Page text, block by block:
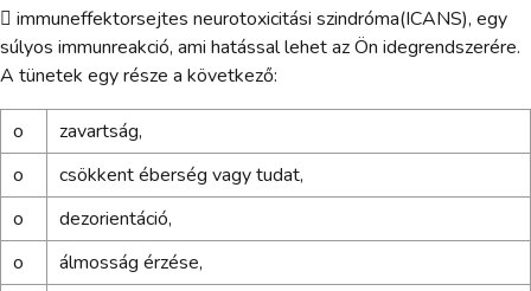
 immuneffektorsejtes neurotoxicitási szindróma(ICANS), egy
súlyos immunreakció, ami hatással lehet az Ön idegrendszerére.
A tünetek egy része a következő:
o
zavartság,
o
csökkent éberség vagy tudat,
o
dezorientáció,
o
álmosság érzése,